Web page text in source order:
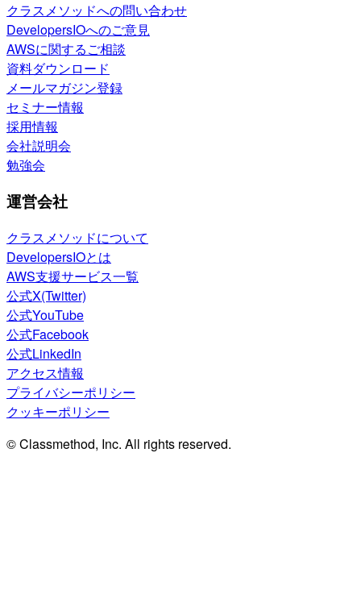
クラスメソッドへの問い合わせ
DevelopersIOへのご意見
AWSに関するご相談
資料ダウンロード
メールマガジン登録
セミナー情報
採用情報
会社説明会
勉強会
運営会社
クラスメソッドについて
DevelopersIOとは
AWS支援サービス一覧
公式X(Twitter)
公式YouTube
公式Facebook
公式LinkedIn
アクセス情報
プライバシーポリシー
クッキーポリシー
© Classmethod, Inc. All rights reserved.